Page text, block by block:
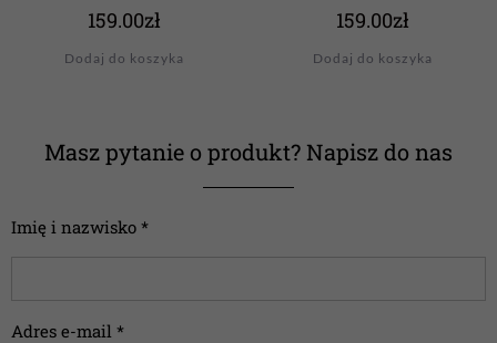
159.00zł
Dodaj do koszyka
159.00zł
Dodaj do koszyka
Masz pytanie o produkt? Napisz do nas
Imię i nazwisko *
Adres e-mail *